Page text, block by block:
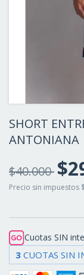
SHORT
ANTONIANA
$40.000
Precio sin impuestos
Cuotas SIN
3 CUOTAS SIN